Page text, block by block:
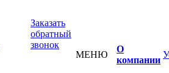
Заказать
обратный
звонок
МЕНЮ
О
компании